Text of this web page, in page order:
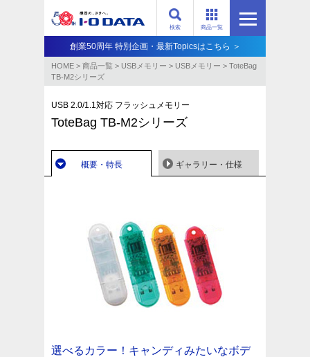
商品一覧
検索
創業50周年 特別企画・最新Topicsはこちら ＞
HOME > 商品一覧 > USBメモリー > USBメモリー > ToteBag
TB-M2シリーズ
USB 2.0/1.1対応 フラッシュメモリー
ToteBag TB-M2シリーズ
概要・特長 ギャラリー・仕様
選べるカラー！キャンディみたいなボデ